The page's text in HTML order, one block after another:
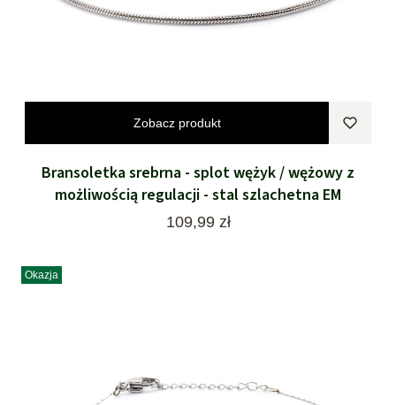
Zobacz produkt
Bransoletka srebrna - splot wężyk / wężowy z
możliwością regulacji - stal szlachetna EM
Cena
109,99 zł
Okazja